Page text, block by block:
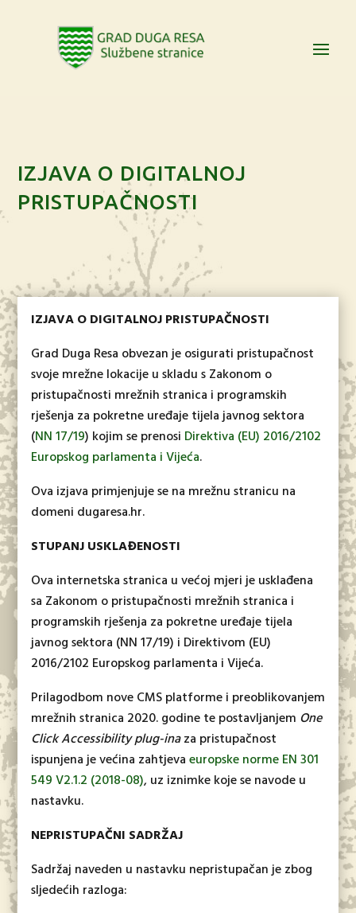
IZJAVA O DIGITALNOJ
PRISTUPAČNOSTI
IZJAVAO DIGITALNOJ PRISTUPAČNOSTI
Grad Duga Resa obvezan je osigurati pristupačnost
svoje mrežne lokacije u skladu s Zakonom o
pristupačnosti mrežnih stranica i programskih
rješenja za pokretne uređaje tijela javnog sektora
(NN 17/19) kojim se prenosi Direktiva (EU) 2016/2102
Europskog parlamenta i Vijeća.
Ova izjava primjenjuje se na mrežnu stranicu na
domeni dugaresa.hr.
STUPANJ USKLAĐENOSTI
Ova internetska stranica u većoj mjeri je usklađena
sa Zakonom o pristupačnosti mrežnih stranica i
programskih rješenja za pokretne uređaje tijela
javnog sektora (NN 17/19) i Direktivom (EU)
2016/2102 Europskog parlamenta i Vijeća.
Prilagodbom nove CMS platforme i preoblikovanjem
mrežnih stranica 2020. godine te postavljanjem One
Click Accessibilityplug-inaza pristupačnost
ispunjena je većina zahtjevaeuropske norme EN 301
549 V2.1.2 (2018-08), uz iznimke koje se navode u
nastavku.
NEPRISTUPAČNI SADRŽAJ
Sadržaj naveden u nastavku nepristupačan je zbog
sljedećih razloga: